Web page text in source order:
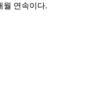
월 연속이다.